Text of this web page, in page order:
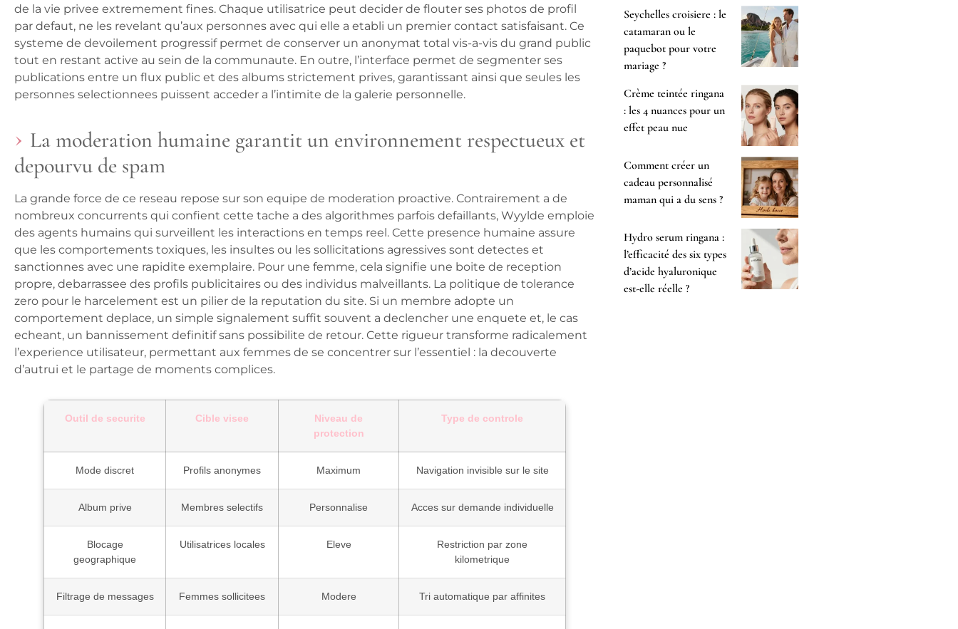
de la vie privee extremement fines. Chaque utilisatrice peut decider de flouter ses photos de profil
par defaut, ne les revelant qu’aux personnes avec qui elle a etabli un premier contact satisfaisant. Ce
systeme de devoilement progressif permet de conserver un anonymat total vis-a-vis du grand public
tout en restant active au sein de la communaute. En outre, l’interface permet de segmenter ses
publications entre un flux public et des albums strictement prives, garantissant ainsi que seules les
personnes selectionnees puissent acceder a l’intimite de la galerie personnelle.
La moderation humaine garantit un environnement respectueux et
depourvu de spam
La grande force de ce reseau repose sur son equipe de moderation proactive. Contrairement a de
nombreux concurrents qui confient cette tache a des algorithmes parfois defaillants, Wyylde emploie
des agents humains qui surveillent les interactions en temps reel. Cette presence humaine assure
que les comportements toxiques, les insultes ou les sollicitations agressives sont detectes et
sanctionnes avec une rapidite exemplaire. Pour une femme, cela signifie une boite de reception
propre, debarrassee des profils publicitaires ou des individus malveillants. La politique de tolerance
zero pour le harcelement est un pilier de la reputation du site. Si un membre adopte un
comportement deplace, un simple signalement suffit souvent a declencher une enquete et, le cas
echeant, un bannissement definitif sans possibilite de retour. Cette rigueur transforme radicalement
l’experience utilisateur, permettant aux femmes de se concentrer sur l’essentiel : la decouverte
d’autrui et le partage de moments complices.
Outil de securite Cible visee
Niveau de
protection
Type de controle
Mode discret Profils anonymes Maximum Navigation invisible sur le site
Album prive Membres selectifs Personnalise Acces sur demande individuelle
Blocage
geographique
Utilisatrices locales Eleve
Restriction par zone
kilometrique
Filtrage de messages Femmes sollicitees Modere Tri automatique par affinites
Seychelles croisiere : le
catamaran ou le
paquebot pour votre
mariage ?
Crème teintée ringana
: les 4 nuances pour un
effet peau nue
Comment créer un
cadeau personnalisé
maman qui a du sens ?
Hydro serum ringana :
l’efficacité des six types
d’acide hyaluronique
est-elle réelle ?